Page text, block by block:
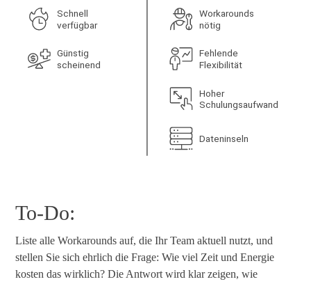
To-Do:
Liste alle Workarounds auf, die Ihr Team aktuell nutzt, und
stellen Sie sich ehrlich die Frage: Wie viel Zeit und Energie
kosten das wirklich? Die Antwort wird klar zeigen, wie